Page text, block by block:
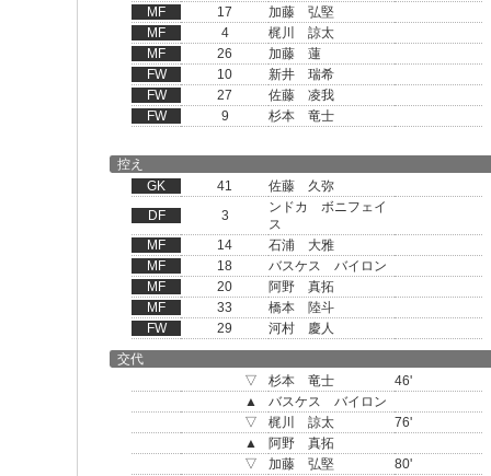
MF
17
加藤 弘堅
MF
4
梶川 諒太
MF
26
加藤 蓮
FW
10
新井 瑞希
FW
27
佐藤 凌我
FW
9 杉本 竜士
控え
GK
41
佐藤 久弥
DF
3
ンドカ ボニフェイ
ス
MF
14
石浦 大雅
MF
18
バスケス バイロン
MF
20
阿野 真拓
MF
33
橋本 陸斗
FW
29
河村 慶人
交代
▽
杉本 竜士
46'
▲
バスケス バイロン
▽
梶川 諒太
76'
▲
阿野 真拓
▽
加藤 弘堅
80'